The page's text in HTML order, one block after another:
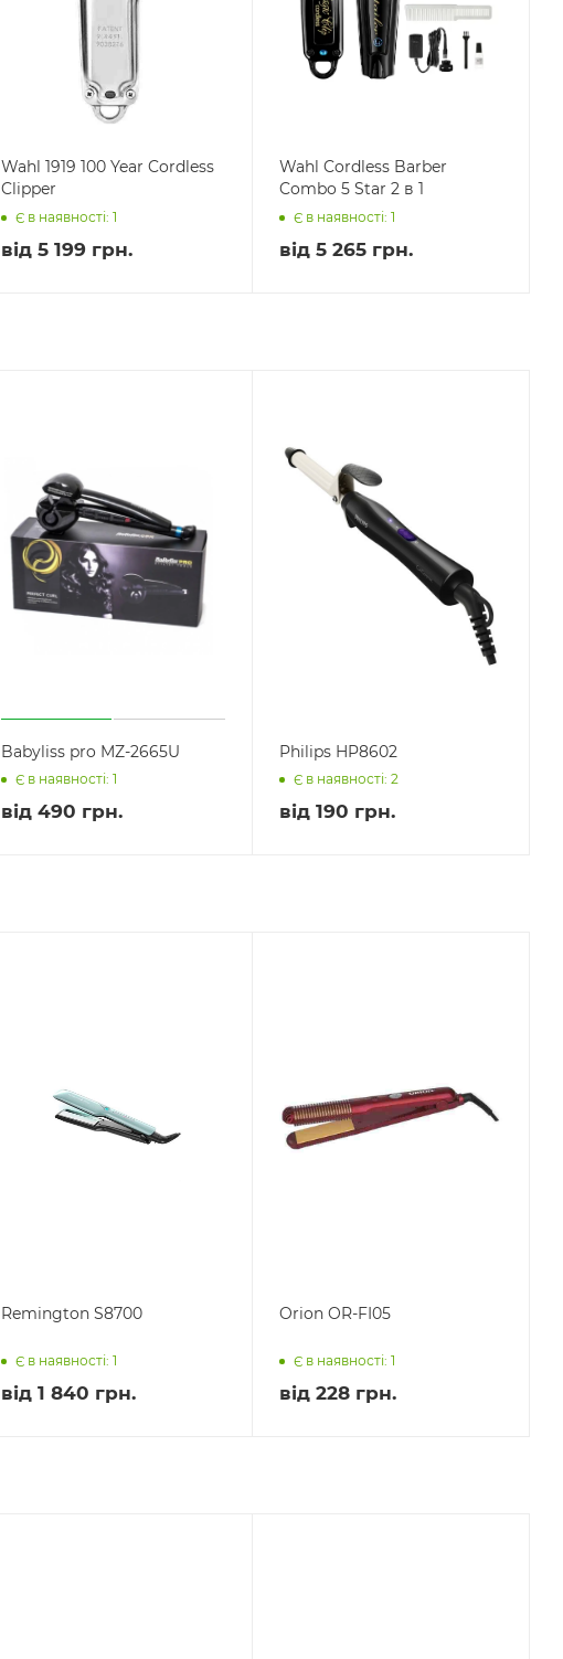
Wahl 1919 100 Year Cordless
Clipper
Є в наявності: 1
від 5 199 грн.
Wahl Cordless Barber
Combo 5 Star 2 в 1
Є в наявності: 1
від 5 265 грн.
Babyliss pro MZ-2665U
Є в наявності: 1
від 490 грн.
Philips HP8602
Є в наявності: 2
від 190 грн.
Remington S8700
Є в наявності: 1
від 1 840 грн.
Orion OR-FI05
Є в наявності: 1
від 228 грн.